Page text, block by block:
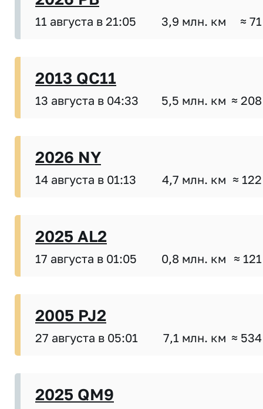
11 августа в 21:05 3,9 млн. км ≈
2013 QC11
13 августа в 04:33 5,5 млн. км ≈
2026 NY
14 августа в 01:13 4,7 млн. км ≈
2025 AL2
17 августа в 01:05 0,8 млн. км ≈
2005 PJ2
27 августа в 05:01 7,1 млн. км ≈
2025 QM9